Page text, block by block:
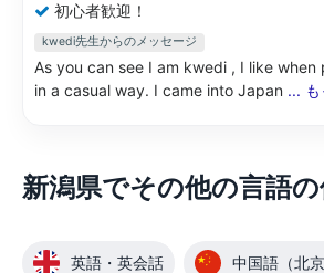
初心者歓迎！
kwedi先生からのメッセージ
As you can see I am kwedi , I like when
in a casual way. I came into Japan ...
新潟県でその他の言語
英語・英会話 中国語（北京